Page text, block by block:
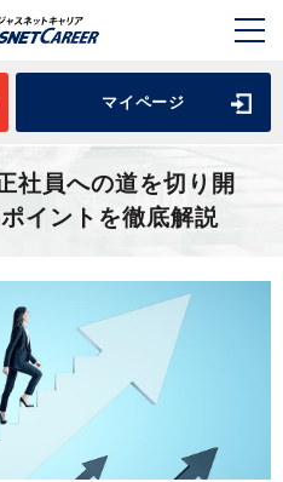
マイページ
社員への道を切り開
イントを徹底解説